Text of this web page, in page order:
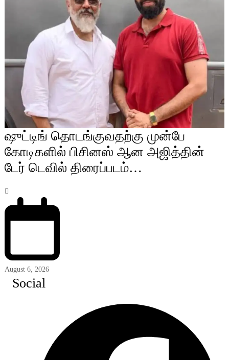
ஷுட்டிங் தொடங்குவதற்கு முன்பே
கோடிகளில் பிசினஸ் ஆன அஜித்தின்
டேர் டெவில் திரைப்படம்…
August 6, 2026
Social